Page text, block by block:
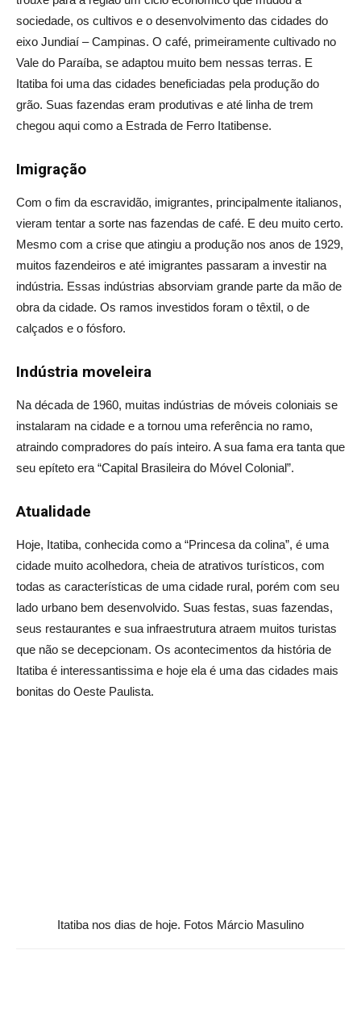
sociedade, os cultivos e o desenvolvimento das cidades do
eixo Jundiaí – Campinas. O café, primeiramente cultivado no
Vale do Paraíba, se adaptou muito bem nessas terras. E
Itatiba foi uma das cidades beneficiadas pela produção do
grão. Suas fazendas eram produtivas e até linha de trem
chegou aqui como a Estrada de Ferro Itatibense.
Imigração
Com o fim da escravidão, imigrantes, principalmente italianos,
vieram tentar a sorte nas fazendas de café. E deu muito certo.
Mesmo com a crise que atingiu a produção nos anos de 1929,
muitos fazendeiros e até imigrantes passaram a investir na
indústria. Essas indústrias absorviam grande parte da mão de
obra da cidade. Os ramos investidos foram o têxtil, o de
calçados e o fósforo.
Indústria moveleira
Na década de 1960, muitas indústrias de móveis coloniais se
instalaram na cidade e a tornou uma referência no ramo,
atraindo compradores do país inteiro. A sua fama era tanta que
seu epíteto era “Capital Brasileira do Móvel Colonial”.
Atualidade
Hoje, Itatiba, conhecida como a “Princesa da colina”, é uma
cidade muito acolhedora, cheia de atrativos turísticos, com
todas as características de uma cidade rural, porém com seu
lado urbano bem desenvolvido. Suas festas, suas fazendas,
seus restaurantes e sua infraestrutura atraem muitos turistas
que não se decepcionam. Os acontecimentos da história de
Itatiba é interessantissima e hoje ela é uma das cidades mais
bonitas do Oeste Paulista.
Itatiba nos dias de hoje. Fotos Márcio Masulino